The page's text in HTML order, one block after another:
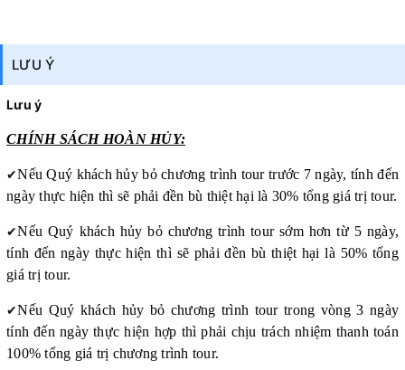
LƯU Ý
Lưu ý
CHÍNH SÁCH HOÀN HỦY:
✔Nếu Quý khách hủy bỏ chương trình tour trước 7 ngày, tính đến
ngày thực hiện thì sẽ phải đền bù thiệt hại là 30% tổng giá trị tour.
✔Nếu Quý khách hủy bỏ chương trình tour sớm hơn từ 5 ngày,
tính đến ngày thực hiện thì sẽ phải đền bù thiệt hại là 50% tổng
giá trị tour.
✔Nếu Quý khách hủy bỏ chương trình tour trong vòng 3 ngày
tính đến ngày thực hiện hợp thì phải chịu trách nhiệm thanh toán
100% tổng giá trị chương trình tour.